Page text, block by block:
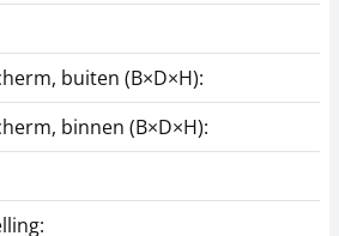
buiten (B×D×H):
binnen (B×D×H):